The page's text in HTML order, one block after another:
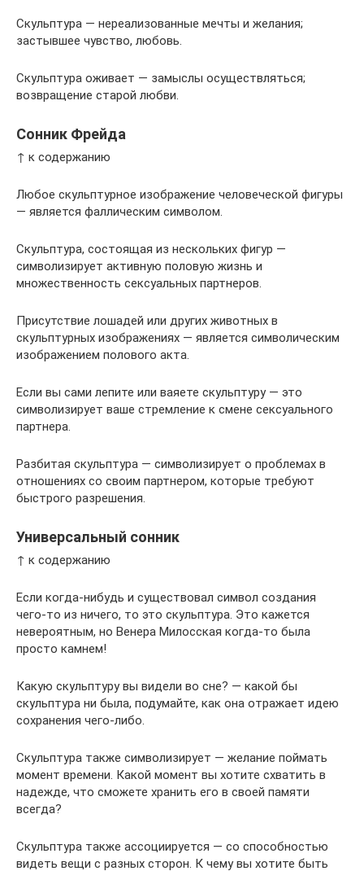
Скульптура — нереализованные мечты и желания;
застывшее чувство, любовь.
Скульптура оживает — замыслы осуществляться;
возвращение старой любви.
Сонник Фрейда
↑ к содержанию
Любое скульптурное изображение человеческой фигуры
— является фаллическим символом.
Скульптура, состоящая из нескольких фигур —
символизирует активную половую жизнь и
множественность сексуальных партнеров.
Присутствие лошадей или других животных в
скульптурных изображениях — является символическим
изображением полового акта.
Если вы сами лепите или ваяете скульптуру — это
символизирует ваше стремление к смене сексуального
партнера.
Разбитая скульптура — символизирует о проблемах в
отношениях со своим партнером, которые требуют
быстрого разрешения.
Универсальный сонник
↑ к содержанию
Если когда-нибудь и существовал символ создания
чего-то из ничего, то это скульптура. Это кажется
невероятным, но Венера Милосская когда-то была
просто камнем!
Какую скульптуру вы видели во сне? — какой бы
скульптура ни была, подумайте, как она отражает идею
сохранения чего-либо.
Скульптура также символизирует — желание поймать
момент времени. Какой момент вы хотите схватить в
надежде, что сможете хранить его в своей памяти
всегда?
Скульптура также ассоциируется — со способностью
видеть вещи с разных сторон. К чему вы хотите быть